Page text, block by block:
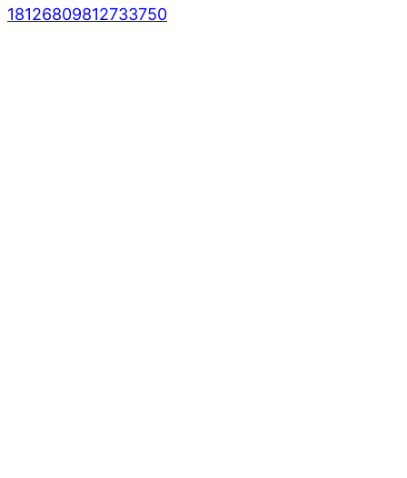
18126809812733750